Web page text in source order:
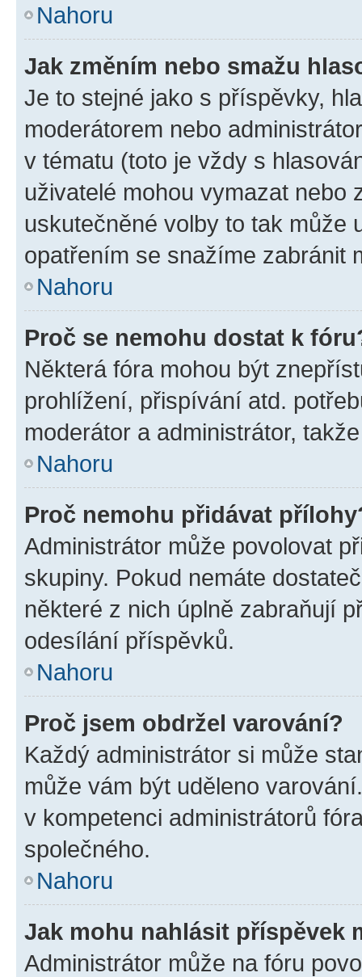
Nahoru
Jak změním nebo smažu
Je to stejné jako s příspěvky,
moderátorem nebo
v tématu (toto je vždy s
uživatelé mohou vymazat nebo
uskutečněné volby to tak může
opatřením se snažíme zabránit
Nahoru
Proč se nemohu dostat k
Některá fóra mohou být
prohlížení, přispívání atd.
moderátor a administrátor,
Nahoru
Proč nemohu přidávat
Administrátor může povolovat
skupiny. Pokud nemáte
některé z nich úplně zabraňují
odesílání příspěvků.
Nahoru
Proč jsem obdržel varování?
Každý administrátor si může
může vám být uděleno
v kompetenci administrátorů
společného.
Nahoru
Jak mohu nahlásit příspěvek
Administrátor může na fóru